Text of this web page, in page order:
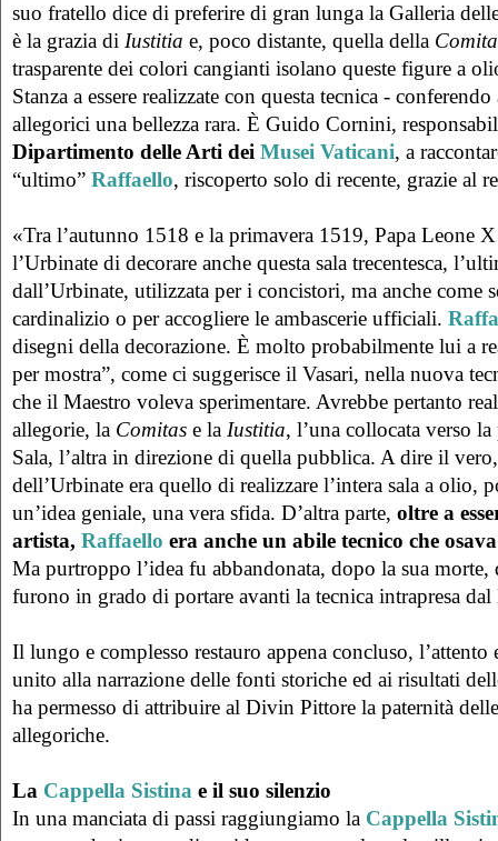
suo fratello dice di preferire di gran lunga la Galleria
è la grazia di Iustitia e, poco distante, quella della
trasparente dei colori cangianti isolano queste figure a
Stanza a essere realizzate con questa tecnica -
allegorici una bellezza rara. È Guido Cornini,
Dipartimento delle Arti dei Musei Vaticani, a
“ultimo” Raffaello, riscoperto solo di recente, grazie al
«Tra l’autunno 1518 e la primavera 1519, Papa Leone
l’Urbinate di decorare anche questa sala trecentesca,
dall’Urbinate, utilizzata per i concistori, ma anche come
cardinalizio o per accogliere le ambascerie ufficiali.
disegni della decorazione. È molto probabilmente lui a
per mostra”, come ci suggerisce il Vasari, nella nuova
che il Maestro voleva sperimentare. Avrebbe pertanto
allegorie, la Comitas e la Iustitia, l’una collocata verso
Sala, l’altra in direzione di quella pubblica. A dire il
dell’Urbinate era quello di realizzare l’intera sala a olio,
un’idea geniale, una vera sfida. D’altra parte, oltre a
artista, Raffaello era anche un abile tecnico che
Ma purtroppo l’idea fu abbandonata, dopo la sua
furono in grado di portare avanti la tecnica intrapresa dal
Il lungo e complesso restauro appena concluso, l’attento
unito alla narrazione delle fonti storiche ed ai risultati
ha permesso di attribuire al Divin Pittore la paternità
allegoriche.
La Cappella Sistina e il suo silenzio
In una manciata di passi raggiungiamo la Cappella